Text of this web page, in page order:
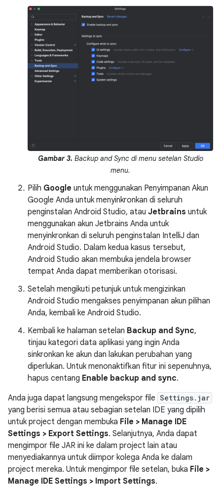
Gambar 3. Backup and Sync di menu setelan Studio
menu.
Pilih Google untuk menggunakan Penyimpanan Akun
Google Anda untuk menyinkronkan di seluruh
penginstalan Android Studio, atau Jetbrains untuk
menggunakan akun Jetbrains Anda untuk
menyinkronkan di seluruh penginstalan IntelliJ dan
Android Studio. Dalam kedua kasus tersebut,
Android Studio akan membuka jendela browser
tempat Anda dapat memberikan otorisasi.
Setelah mengikuti petunjuk untuk mengizinkan
Android Studio mengakses penyimpanan akun pilihan
Anda, kembali ke Android Studio.
Kembali ke halaman setelan Backup and Sync,
tinjau kategori data aplikasi yang ingin Anda
sinkronkan ke akun dan lakukan perubahan yang
diperlukan. Untuk menonaktifkan fitur ini sepenuhnya,
hapus centang Enable backup and sync.
Anda juga dapat langsung mengekspor file Settings.jar
yang berisi semua atau sebagian setelan IDE yang dipilih
untuk project dengan membuka File > Manage IDE
Settings > Export Settings. Selanjutnya, Anda dapat
mengimpor file JAR ini ke dalam project lain atau
menyediakannya untuk diimpor kolega Anda ke dalam
project mereka. Untuk mengimpor file setelan, buka File >
Manage IDE Settings > Import Settings.